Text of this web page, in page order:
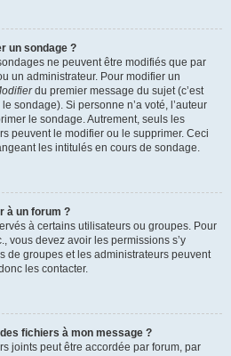
un sondage ?
ne peuvent être modifiés que par
un administrateur. Pour modifier un
du premier message du sujet (c’est
sondage). Si personne n’a voté, l’auteur
le sondage. Autrement, seuls les
peuvent le modifier ou le supprimer. Ceci
les intitulés en cours de sondage.
à un forum ?
à certains utilisateurs ou groupes. Pour
vous devez avoir les permissions s’y
de groupes et les administrateurs peuvent
les contacter.
fichiers à mon message ?
joints peut être accordée par forum, par